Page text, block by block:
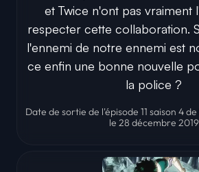
et Twice n'ont pas vraiment
respecter cette collaboration.
l'ennemi de notre ennemi est
ce enfin une bonne nouvelle
la police ?
Date de sortie de l'épisode 11 saison 4
le 28 décembre 2019